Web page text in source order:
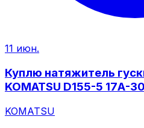
11 июн.
Куплю натяжитель
KOMATSU D155-5 17А-
KOMATSU